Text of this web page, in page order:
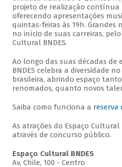
projeto de realização contínua
oferecendo apresentações
quintas-feiras às 19h. Grandes
no início de suas carreiras,
Cultural BNDES.
Ao longo das suas décadas de
BNDES celebra a diversidade
brasileira, abrindo espaço
renomados, quanto novos
Saiba como funciona a reserva
As atrações do Espaço Cultural
através de concurso público.
Espaço Cultural BNDES
Av, Chile, 100 - Centro